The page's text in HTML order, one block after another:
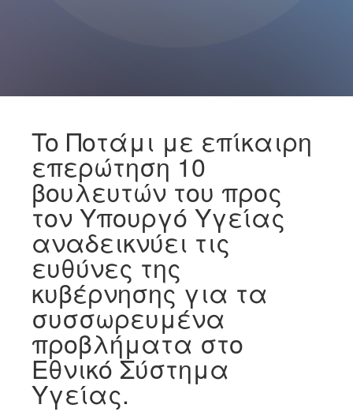
To Ποτάμι με επίκαιρη
επερώτηση 10
βουλευτών του προς
τον Υπουργό Υγείας
αναδεικνύει τις
ευθύνες της
κυβέρνησης για τα
συσσωρευμένα
προβλήματα στο
Εθνικό Σύστημα
Υγείας.